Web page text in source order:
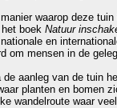
waarop deze
boek Natuur
en
om mensen in de
de aanleg van de tuin
planten en bomen
wandelroute waar